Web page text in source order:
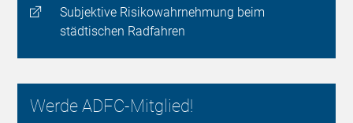
Subjektive Risikowahrnehmung beim
städtischen Radfahren
Werde ADFC-Mitglied!